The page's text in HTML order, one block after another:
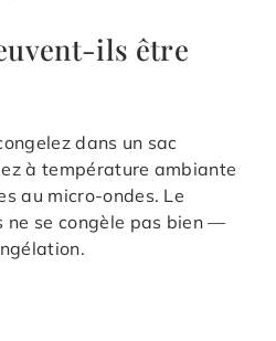
ils être
dans un sac
à température ambiante
au micro-ondes. Le
ne se congèle pas bien —